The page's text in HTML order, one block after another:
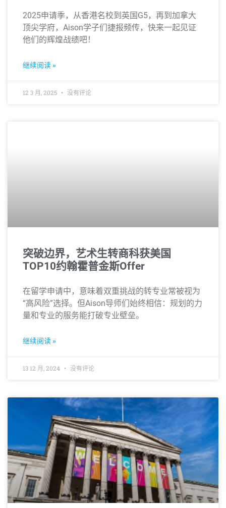
2025申请季，从香港名校到英国G5，再到加拿大
顶尖学府，Aison学子们捷报频传，快来一起见证
他们的辉煌战绩吧！
继续阅读 »
12 3 月, 2025 没有评论
突破边界，艺术生转商科获美国
TOP10约翰霍普金斯Offer
在留学申请中，意味着双重挑战的转专业常被视为
“高风险”选择。但Aison导师们始终相信：规划的力
量和专业的服务能打破专业壁垒。
继续阅读 »
13 12 月, 2024 没有评论